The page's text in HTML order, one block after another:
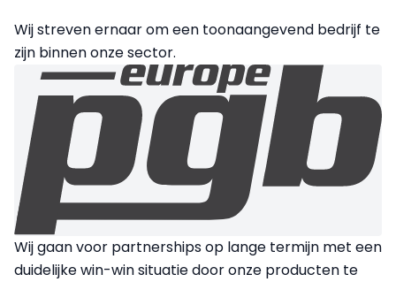
Wij streven ernaar om een toonaangevend bedrijf te
zijn binnen onze sector.
Wij gaan voor partnerships op lange termijn met een
duidelijke win-win situatie door onze producten te